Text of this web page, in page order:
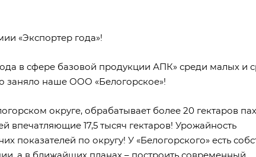
«Экспортер года»!
в сфере базовой продукции АПК» среди малых и
заняло наше ООО «Белогорское»!
округе, обрабатывает более 20 гектаров
17,5 тысяч гектаров! Урожайность
показателей по округу! У «Белогорского» есть